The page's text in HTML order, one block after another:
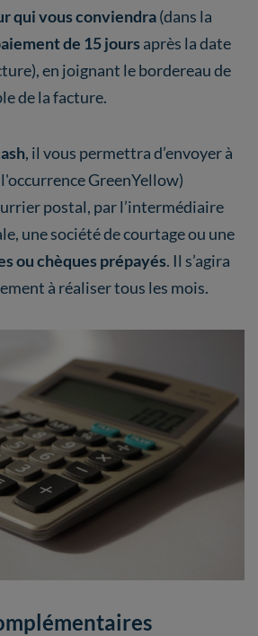
qui vous conviendra(dans la
de 15 jours après la date
en joignant le bordereau de
de la facture.
, il vous permettra d’envoyer à
GreenYellow)
postal, par l’intermédiaire
une société de courtage ou une
ou chèques prépayés. Il s’agira
à réaliser tous les mois.